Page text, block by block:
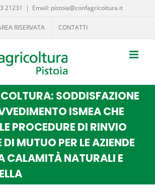
21231 | Email: pistoia@confagricoltura.it
RISERVATA CONTATTI
SODDISFAZIONE
ISMEA CHE
PROCEDURE DI RINVIO
DI MUTUO PER LE AZIENDE
CALAMITÀ NATURALI E